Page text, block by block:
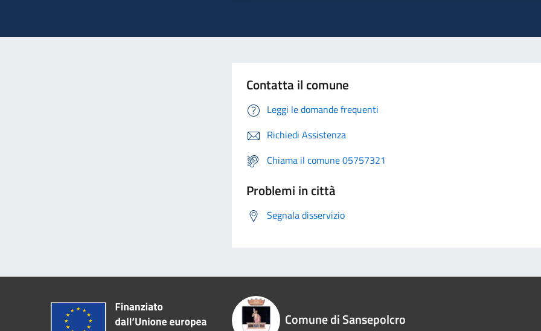
Contatta il comune
Leggi le domande frequenti
Richiedi Assistenza
Chiama il comune 05757321
Problemi in città
Segnala disservizio
Comune di Sansepolcro